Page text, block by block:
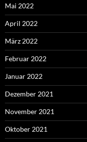
Mai 2022
April 2022
März 2022
Februar 2022
Januar 2022
Dezember 2021
November 2021
Oktober 2021